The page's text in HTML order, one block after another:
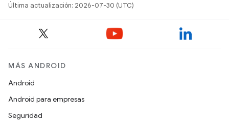
Última actualización: 2026-07-30 (UTC)
MÁS ANDROID
Android
Android para empresas
Seguridad